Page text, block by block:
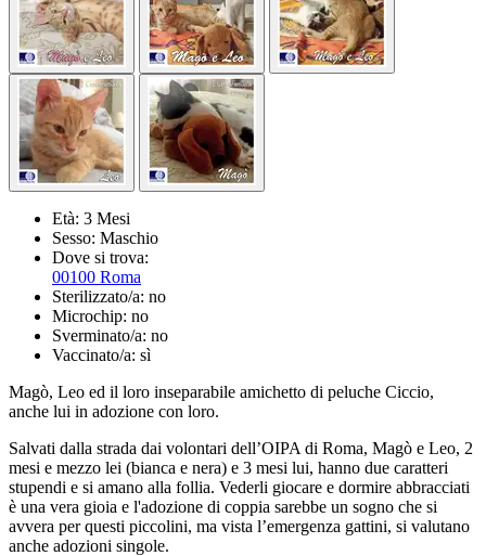
Età: 3 Mesi
Sesso: Maschio
Dove si trova:
00100 Roma
Sterilizzato/a: no
Microchip: no
Sverminato/a: no
Vaccinato/a: sì
Magò, Leo ed il loro inseparabile amichetto di peluche Ciccio,
anche lui in adozione con loro.
Salvati dalla strada dai volontari dell’OIPA di Roma, Magò e Leo, 2
mesi e mezzo lei (bianca e nera) e 3 mesi lui, hanno due caratteri
stupendi e si amano alla follia. Vederli giocare e dormire abbracciati
è una vera gioia e l'adozione di coppia sarebbe un sogno che si
avvera per questi piccolini, ma vista l’emergenza gattini, si valutano
anche adozioni singole.